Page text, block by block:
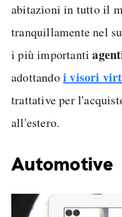
abitazioni in tutto il
tranquillamente nel
i più importanti
adottandoi visori
trattative per
all'estero.
Automotive